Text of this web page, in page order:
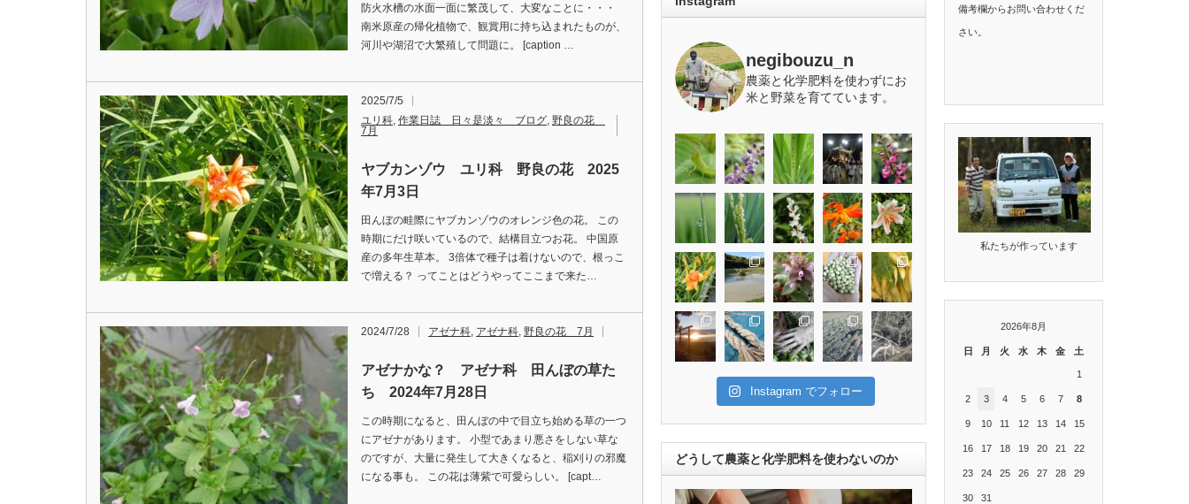
防火水槽の水面一面に繁茂して、大変なことに・・・
南米原産の帰化植物で、観賞用に持ち込まれたものが、
河川や湖沼で大繁殖して問題に。 [caption …
2025/7/5
ユリ科, 作業日誌 日々是淡々 ブログ, 野良の花
7月
ヤブカンゾウ ユリ科 野良の花 2025
年7月3日
田んぼの畦際にヤブカンゾウのオレンジ色の花。 この
時期にだけ咲いているので、結構目立つお花。 中国原
産の多年生草本。 3倍体で種子は着けないので、根っこ
で増える？ ってことはどうやってここまで来た…
2024/7/28 アゼナ科, アゼナ科, 野良の花 7月
アゼナかな？ アゼナ科 田んぼの草た
ち 2024年7月28日
この時期になると、田んぼの中で目立ち始める草の一つ
にアゼナがあります。 小型であまり悪さをしない草な
のですが、大量に発生して大きくなると、稲刈りの邪魔
になる事も。 この花は薄紫で可愛らしい。 [capt…
negibouzu_n
農薬と化学肥料を使わずにお
米と野菜を育てています。
Instagram でフォロー
どうして農薬と化学肥料を使わないのか
備考欄からお問い合わせくだ
さい。
私たちが作っています
2026年8月
日 月 火 水 木 金 土
1
2 3 4 5 6 7 8
9 10 11 12 13 14 15
16 17 18 19 20 21 22
23 24 25 26 27 28 29
30
31